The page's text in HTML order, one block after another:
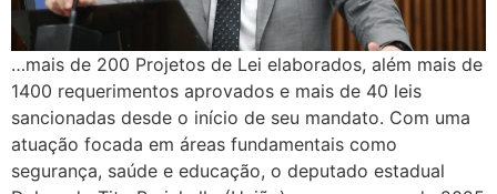
…mais de 200 Projetos de Lei elaborados, além mais de
1400 requerimentos aprovados e mais de 40 leis
sancionadas desde o início de seu mandato. Com uma
atuação focada em áreas fundamentais como
segurança, saúde e educação, o deputado estadual